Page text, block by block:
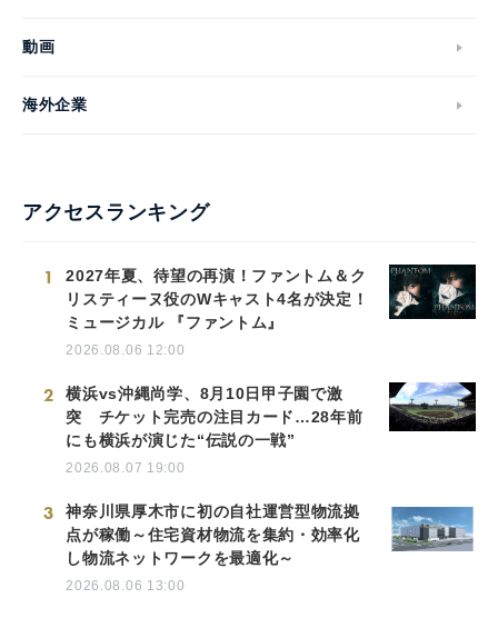
動画
海外企業
アクセスランキング
1
2027年夏、待望の再演！ファントム＆ク
リスティーヌ役のWキャスト4名が決定！
ミュージカル 『ファントム』
2026.08.06 12:00
2
横浜vs沖縄尚学、8月10日甲子園で激
突 チケット完売の注目カード…28年前
にも横浜が演じた“伝説の一戦”
2026.08.07 19:00
3
神奈川県厚木市に初の自社運営型物流拠
点が稼働～住宅資材物流を集約・効率化
し物流ネットワークを最適化～
2026.08.06 13:00